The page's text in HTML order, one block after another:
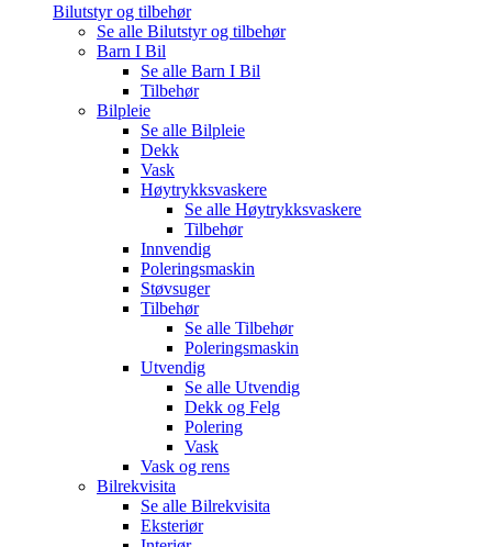
Bilutstyr og tilbehør
Se alle Bilutstyr og tilbehør
Barn I Bil
Se alle Barn I Bil
Tilbehør
Bilpleie
Se alle Bilpleie
Dekk
Vask
Høytrykksvaskere
Se alle Høytrykksvaskere
Tilbehør
Innvendig
Poleringsmaskin
Støvsuger
Tilbehør
Se alle Tilbehør
Poleringsmaskin
Utvendig
Se alle Utvendig
Dekk og Felg
Polering
Vask
Vask og rens
Bilrekvisita
Se alle Bilrekvisita
Eksteriør